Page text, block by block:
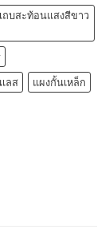
ถบสะท้อนแสงสีขาว
ลส
แผงกั้นเหล็ก